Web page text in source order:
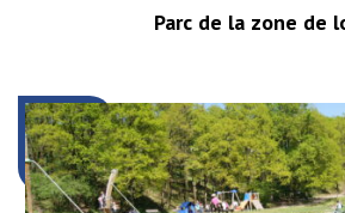
Parc de la zone de